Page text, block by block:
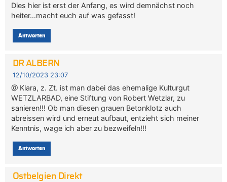
Dies hier ist erst der Anfang, es wird demnächst noch
heiter…macht euch auf was gefasst!
Antworten
DR ALBERN
12/10/2023 23:07
@ Klara, z. Zt. ist man dabei das ehemalige Kulturgut
WETZLARBAD, eine Stiftung von Robert Wetzlar, zu
sanieren!!! Ob man diesen grauen Betonklotz auch
abreissen wird und erneut aufbaut, entzieht sich meiner
Kenntnis, wage ich aber zu bezweifeln!!!
Antworten
Ostbelgien Direkt